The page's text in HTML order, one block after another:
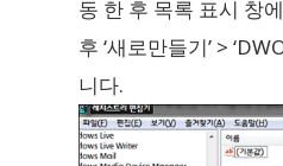
동 한 후 목록 표시 창
후 ‘새로만들기’ >
니다.